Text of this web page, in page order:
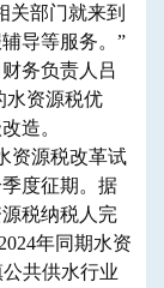
关部门就来到
导等服务。”
务负责人吕
水资源税优
造。
资源税改革试
度征期。据
税纳税人完
年同期水资
共供水行业